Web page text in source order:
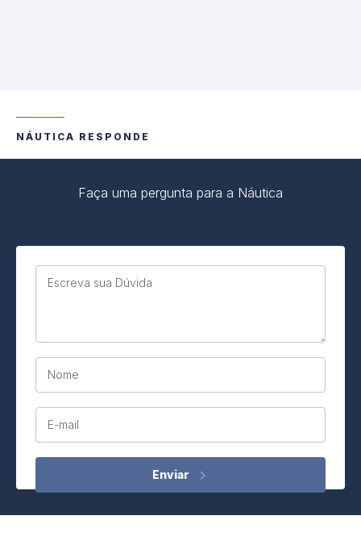
NÁUTICA RESPONDE
Faça uma pergunta para a Náutica
Escreva sua Dúvida
Nome
E-mail